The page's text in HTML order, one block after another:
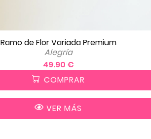
Ramo de Flor Variada Premium
Alegría
49.90 €
COMPRAR
VER MÁS